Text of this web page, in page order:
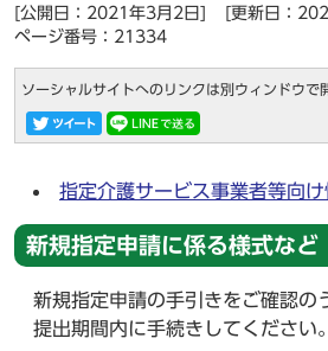
[公開日：2021年3月2日]
[更新日：
ページ番号：21334
ソーシャルサイトへのリンクは別ウィンドウで
指定介護サービス事業者等向け
新規指定申請に係る様式など
新規指定申請の手引きをご確認の
提出期間内に手続きしてください。